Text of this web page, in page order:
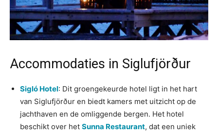
Accommodaties in Siglufjörður
Sigló Hotel: Dit groengekeurde hotel ligt in het hart
van Siglufjörður en biedt kamers met uitzicht op de
jachthaven en de omliggende bergen. Het hotel
beschikt over het Sunna Restaurant, dat een uniek